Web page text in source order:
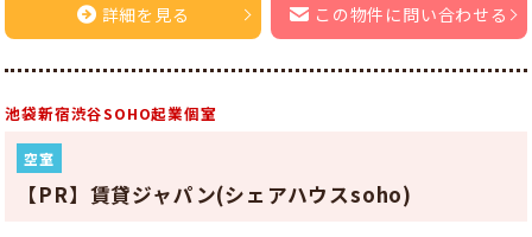
詳細を見る この物件に問い合わせる
池袋新宿渋谷SOHO起業個室
空室
【PR】賃貸ジャパン(シェアハウスsoho)